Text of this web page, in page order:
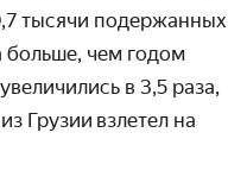
тысячи подержанных
больше, чем годом
в 3,5 раза,
Грузии взлетел на